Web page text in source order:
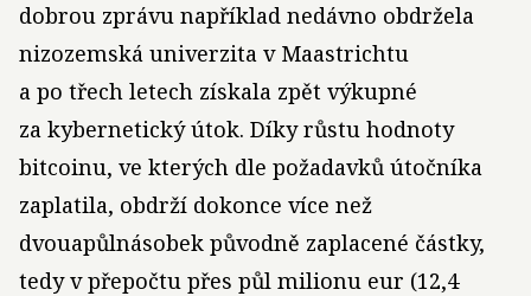
dobrou zprávu například nedávno obdržela
nizozemská univerzita v Maastrichtu
a po třech letech získala zpět výkupné
za kybernetický útok. Díky růstu hodnoty
bitcoinu, ve kterých dle požadavků útočníka
zaplatila, obdrží dokonce více než
dvouapůlnásobek původně zaplacené částky,
tedy v přepočtu přes půl milionu eur (12,4